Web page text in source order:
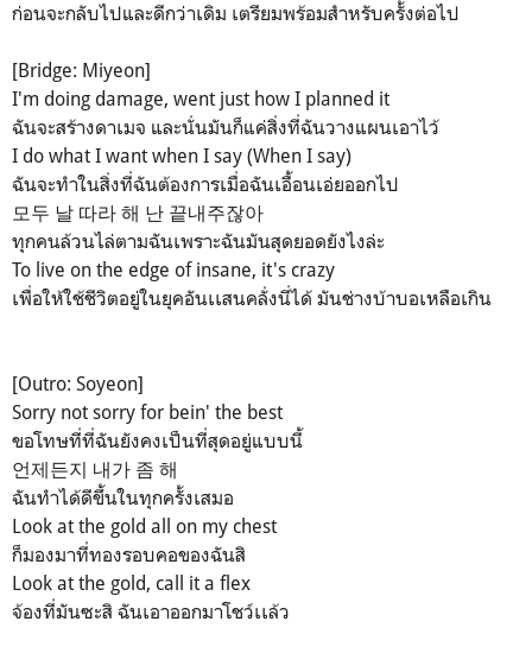
ก่อนจะกลับไปและดีกว่าเดิม เตรียมพร้อมสำหรับครั้งต่อไป
[Bridge: Miyeon]
I'm doing damage, went just how I planned it
ฉันจะสร้างดาเมจ และนั่นมันก็แค่สิ่งที่ฉันวางแผนเอาไว้
I do what I want when I say (When I say)
ฉันจะทำในสิ่งที่ฉันต้องการเมื่อฉันเอื้อนเอ่ยออกไป
모두 날 따라 해 난 끝내주잖아
ทุกคนล้วนไล่ตามฉันเพราะฉันมันสุดยอดยังไงล่ะ
To live on the edge of insane, it's crazy
เพื่อให้ใช้ชีวิตอยู่ในยุคอันเเสนคลั่งนี่ได้ มันช่างบ้าบอเหลือเกิน
[Outro: Soyeon]
Sorry not sorry for bein' the best
ขอโทษที่ที่ฉันยังคงเป็นที่สุดอยู่แบบนี้
언제든지 내가 좀 해
ฉันทำได้ดีขึ้นในทุกครั้งเสมอ
Look at the gold all on my chest
ก็มองมาที่ทองรอบคอของฉันสิ
Look at the gold, call it a flex
จ้องที่มันซะสิ ฉันเอาออกมาโชว์เเล้ว